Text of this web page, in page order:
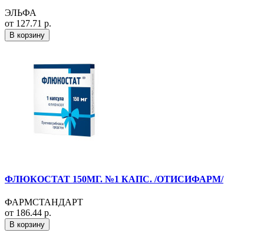
ЭЛЬФА
от 127.71 р.
В корзину
ФЛЮКОСТАТ 150МГ. №1 КАПС. /ОТИСИФАРМ/
ФАРМСТАНДАРТ
от 186.44 р.
В корзину